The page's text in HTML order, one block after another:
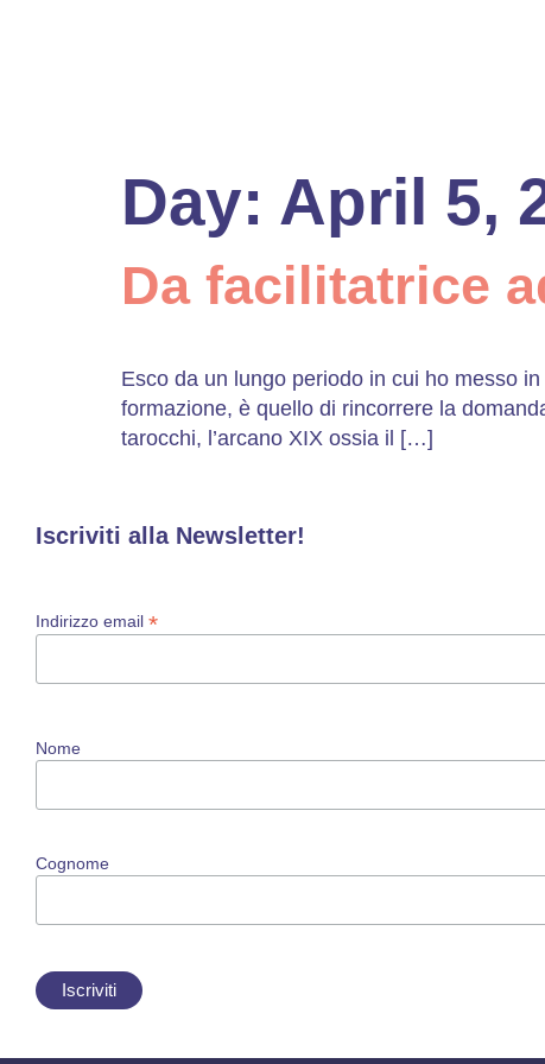
Day: April 5,
Da facilitatrice
Esco da un lungo periodo in cui ho messo
formazione, è quello di rincorrere la
tarocchi, l’arcano XIX ossia il […]
Iscriviti alla Newsletter!
Indirizzo email *
Nome
Cognome